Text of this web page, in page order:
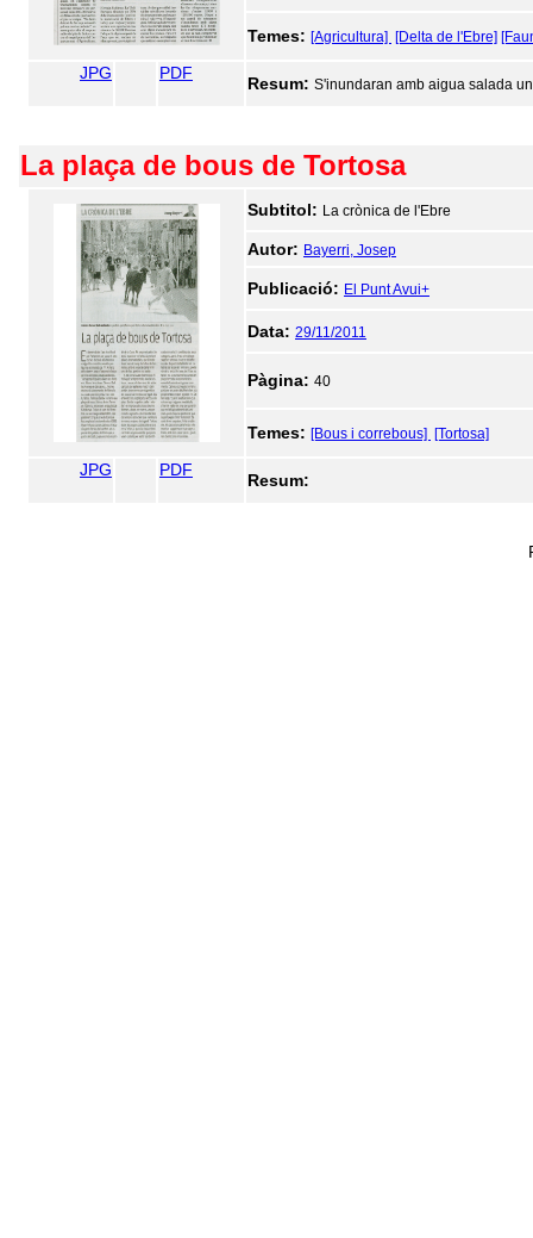
Temes: [Agricultura] [Delta de l'Ebre]
JPG PDF
Resum: S'inundaran amb aigua salada
La plaça de bous de Tortosa
Subtitol: La crònica de l'Ebre
Autor: Bayerri, Josep
Publicació: El Punt Avui+
Data: 29/11/2011
Pàgina: 40
Temes: [Bous i correbous] [Tortosa]
JPG PDF
Resum: